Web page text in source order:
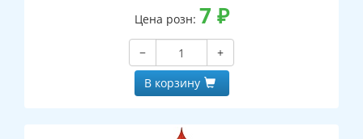
Цена розн: 7 ₽
−
+
В корзину